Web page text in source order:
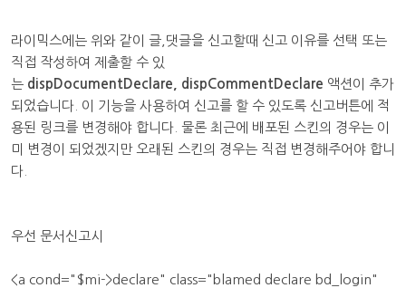
라이믹스에는 위와 같이 글,댓글을 신고할때 신고 이유를 선택 또는
직접 작성하여 제출할 수 있
는 dispDocumentDeclare, dispCommentDeclare 액션이 추가
되었습니다. 이 기능을 사용하여 신고를 할 수 있도록 신고버튼에 적
용된 링크를 변경해야 합니다. 물론 최근에 배포된 스킨의 경우는 이
미 변경이 되었겠지만 오래된 스킨의 경우는 직접 변경해주어야 합니
다.
우선 문서신고시
<a cond="$mi->declare" class="blamed declare bd_login"